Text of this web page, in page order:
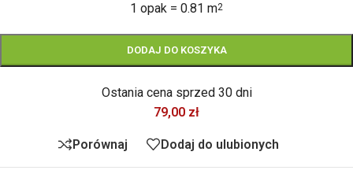
1 opak = 0.81 m2
DODAJ DO KOSZYKA
Ostania cena sprzed 30 dni
79,00 zł
Porównaj Dodaj do ulubionych